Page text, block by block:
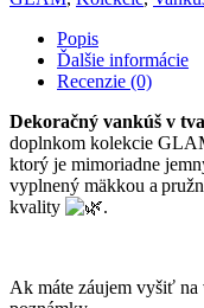
Popis
Ďalšie informácie
Recenzie (0)
Dekoračný vankúš v
doplnkom kolekcie
ktorý je mimoriadne
vyplnený mäkkou a
kvality
.
Ak máte záujem vyšiť na